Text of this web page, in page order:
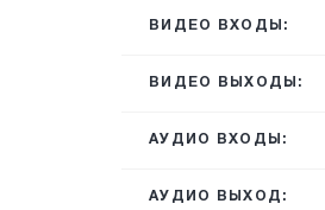
ВИДЕО ВХОДЫ:
ВИДЕО ВЫХОДЫ:
АУДИО ВХОДЫ:
АУДИО ВЫХОД: